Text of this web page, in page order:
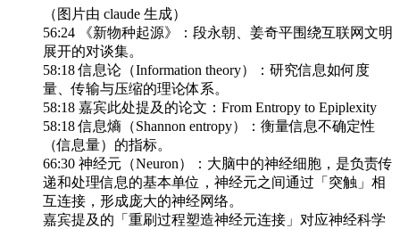
（图片由 claude 生成）
56:24 《新物种起源》：段永朝、姜奇平围绕互联网文明
展开的对谈集。
58:18 信息论（Information theory）：研究信息如何度
量、传输与压缩的理论体系。
58:18 嘉宾此处提及的论文：From Entropy to Epiplexity
58:18 信息熵（Shannon entropy）：衡量信息不确定性
（信息量）的指标。
66:30 神经元（Neuron）：大脑中的神经细胞，是负责传
递和处理信息的基本单位，神经元之间通过「突触」相
互连接，形成庞大的神经网络。
嘉宾提及的「重刷过程塑造神经元连接」对应神经科学